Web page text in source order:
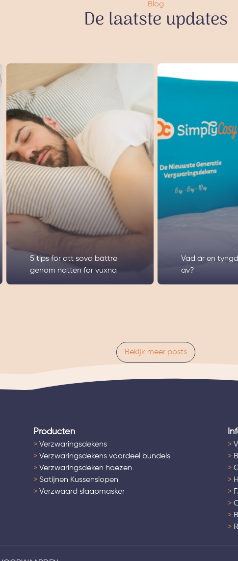
Blog
De laatste updates
5 tips för att sova bättre
genom natten för vuxna
Vad är en
av?
Bekijk meer posts
Producten
>Verzwaringsdekens
>Verzwaringsdekens voordeel bundels
>Verzwaringsdeken hoezen
>Satijnen Kussenslopen
>Verzwaard slaapmasker
>
>
>
>
>
>
>
>